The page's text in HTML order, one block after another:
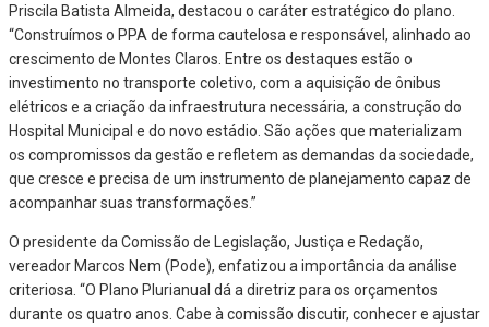
Priscila Batista Almeida, destacou o caráter estratégico do plano.
“Construímos o PPA de forma cautelosa e responsável, alinhado ao
crescimento de Montes Claros. Entre os destaques estão o
investimento no transporte coletivo, com a aquisição de ônibus
elétricos e a criação da infraestrutura necessária, a construção do
Hospital Municipal e do novo estádio. São ações que materializam
os compromissos da gestão e refletem as demandas da sociedade,
que cresce e precisa de um instrumento de planejamento capaz de
acompanhar suas transformações.”
O presidente da Comissão de Legislação, Justiça e Redação,
vereador Marcos Nem (Pode), enfatizou a importância da análise
criteriosa. “O Plano Plurianual dá a diretriz para os orçamentos
durante os quatro anos. Cabe à comissão discutir, conhecer e ajustar